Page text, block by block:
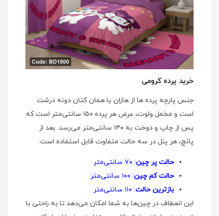
خرید پرده کرومی
جنس پارچه پرده ها از هازان یا همان کتان دونه درشت
است و مخمل ولوت، عرض هر پرده ۱۵۰ سانتی‌متر است که
پس از چاپ و دوخت به ۱۴۰ سانتی‌متر می‌رسد. بعد از
پانچ، هر پنل در سه حالت متفاوت قابل استفاده است:
حالت پر چین: ۷۰ سانتی‌متر
حالت کم چین: ۱۰۰ سانتی‌متر
بازترین حالت: ۱۱۰ سانتی‌متر
این انعطاف در چین‌ها به شما امکان می‌دهد تا به راحتی با